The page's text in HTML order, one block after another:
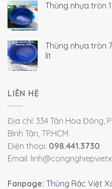
Thùng nhựa tròn
Thùng nhựa tròn
lít
LIÊN HỆ
Địa chỉ: 334 Tân Hòa Đông,
Bình Tân, TP.HCM
Điện thoại: 098.441.3730
Email:
Fanpage: Thùng Rác Việt